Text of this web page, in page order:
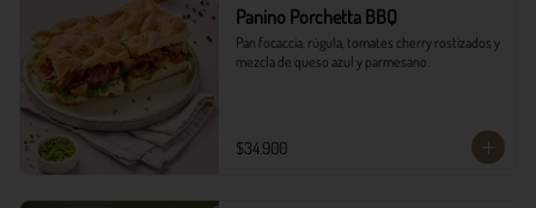
Panino Porchetta BBQ
Pan focaccia, rúgula, tomates cherry rostizados y
mezcla de queso azul y parmesano.
$34.900